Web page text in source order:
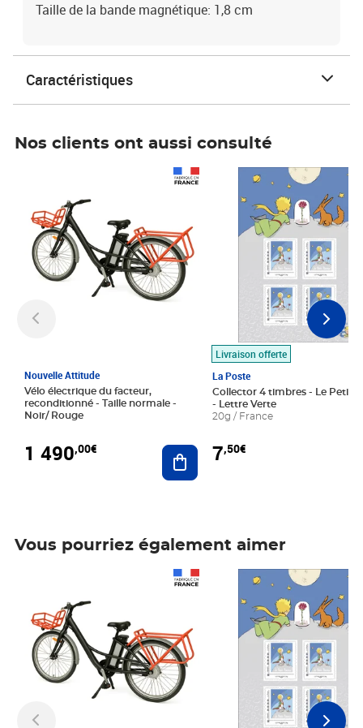
Taille de la bande magnétique: 1,8 cm
Caractéristiques
Nos clients ont aussi consulté
Nouvelle Attitude
Vélo électrique du facteur,
reconditionné - Taille normale -
Noir/ Rouge
1 490,00€ Ajouter au panier
Livraison offerte
La Poste
Collector 4 timbres - Le Petit
- Lettre Verte
20g / France
7,50€
Prix 7,50€
Vous pourriez également aimer
Prix 7,50€